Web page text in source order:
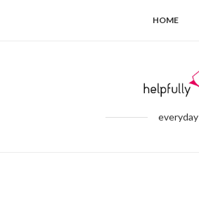
HOME
everyday